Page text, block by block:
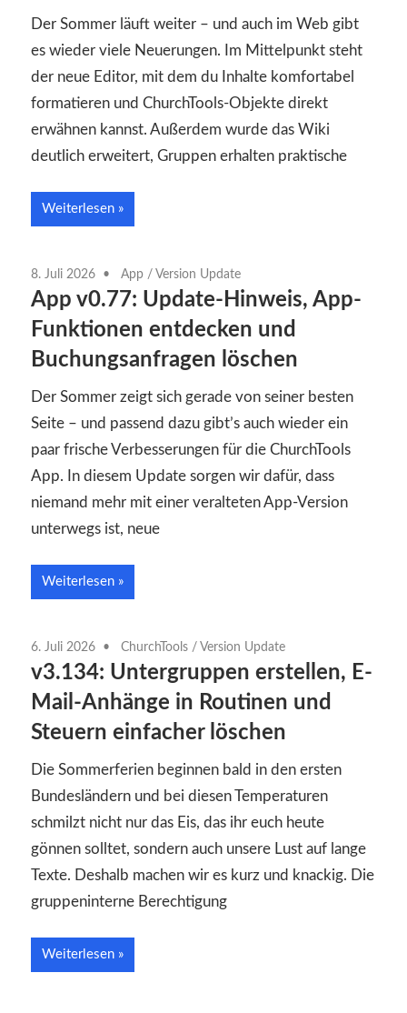
Der Sommer läuft weiter – und auch im Web gibt
es wieder viele Neuerungen. Im Mittelpunkt steht
der neue Editor, mit dem du Inhalte komfortabel
formatieren und ChurchTools-Objekte direkt
erwähnen kannst. Außerdem wurde das Wiki
deutlich erweitert, Gruppen erhalten praktische
Weiterlesen
8. Juli 2026 App / Version Update
App v0.77: Update-Hinweis, App-
Funktionen entdecken und
Buchungsanfragen löschen
Der Sommer zeigt sich gerade von seiner besten
Seite – und passend dazu gibt’s auch wieder ein
paar frische Verbesserungen für die ChurchTools
App. In diesem Update sorgen wir dafür, dass
niemand mehr mit einer veralteten App-Version
unterwegs ist, neue
Weiterlesen
6. Juli 2026 ChurchTools / Version Update
v3.134: Untergruppen erstellen, E-
Mail-Anhänge in Routinen und
Steuern einfacher löschen
Die Sommerferien beginnen bald in den ersten
Bundesländern und bei diesen Temperaturen
schmilzt nicht nur das Eis, das ihr euch heute
gönnen solltet, sondern auch unsere Lust auf lange
Texte. Deshalb machen wir es kurz und knackig. Die
gruppeninterne Berechtigung
Weiterlesen